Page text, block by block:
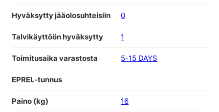
Hyväksytty jääolosuhteisiin 0
Talvikäyttöön hyväksytty 1
Toimitusaika varastosta 5-15 DAYS
EPREL-tunnus
Paino (kg) 16